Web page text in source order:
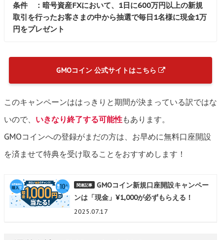
条件 ：暗号資産FXにおいて、1日に600万円以上の新規
取引を行ったお客さまの中から抽選で毎日1名様に現金1万
円をプレゼント
GMOコイン 公式サイトはこちら
このキャンペーンははっきりと期間が決まっている訳ではな
いので、 いきなり終了する可能性もあります。
GMOコインへの登録がまだの方は、お早めに無料口座開設
を済ませて特典を受け取ることをおすすめします！
GMOコイン新規口座開設キャンペー
ンは「現金」¥1,000が必ずもらえる！
2025.07.17